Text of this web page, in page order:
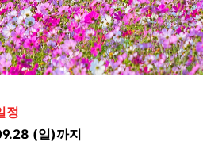
정
(일)까지